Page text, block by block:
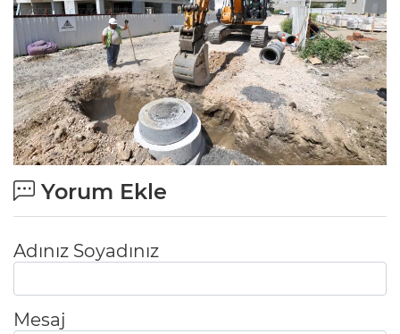
Yorum Ekle
Adınız Soyadınız
Mesaj